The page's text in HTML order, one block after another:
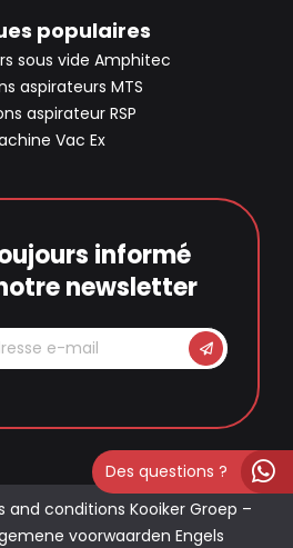
populaires
sous vide Amphitec
aspirateurs MTS
aspirateur RSP
Vac Ex
informé
newsletter
and conditions Kooiker Groep –
voorwaarden Engels
Des questions ?